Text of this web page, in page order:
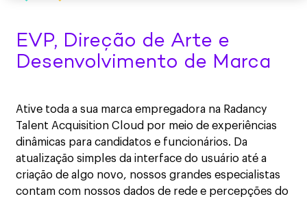
EVP, Direção de Arte e
Desenvolvimento de Marca
Ative toda a sua marca empregadora na Radancy
Talent Acquisition Cloud por meio de experiências
dinâmicas para candidatos e funcionários. Da
atualização simples da interface do usuário até a
criação de algo novo, nossos grandes especialistas
contam com nossos dados de rede e percepções do